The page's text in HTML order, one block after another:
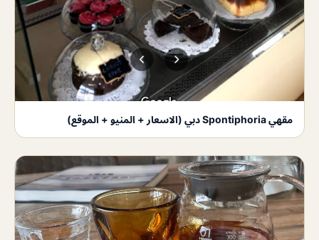
مقهي Spontiphoria دبي (الاسعار + المنيو + الموقع)